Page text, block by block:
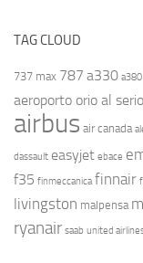
TAG CLOUD
737 max 787 a330 a380
aeroporto orio al serio
airbus air canada
dassault easyjet ebace
f35 finmeccanica finnair
livingston malpensa
ryanair saab united